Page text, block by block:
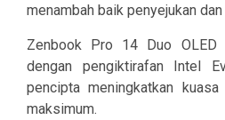
menambah baik penyejukan
Zenbook Pro 14 Duo OLED
dengan pengiktirafan Intel
pencipta meningkatkan
maksimum.